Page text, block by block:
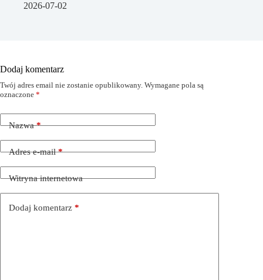
2026-07-02
Dodaj komentarz
Twój adres email nie zostanie opublikowany. Wymagane pola są
oznaczone *
Nazwa*
Adres e-mail*
Witryna internetowa
Dodaj komentarz *